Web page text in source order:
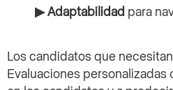
▶ Adaptabilidad para
Los candidatos que
Evaluaciones